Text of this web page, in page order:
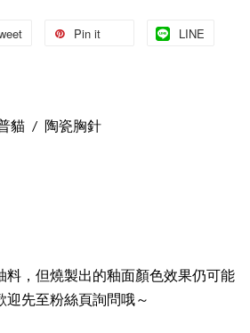
Pin it LINE
貓 / 陶瓷胸針
料，但燒製出的釉面顏色效果仍可能
迎先至粉絲頁詢問哦～